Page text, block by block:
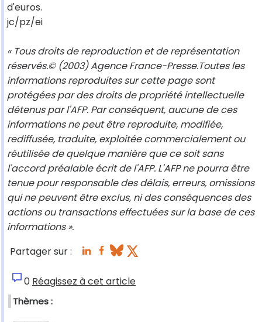
d'euros.
jc/pz/ei
« Tous droits de reproduction et de représentation
réservés.© (2003) Agence France-Presse.Toutes les
informations reproduites sur cette page sont
protégées par des droits de propriété intellectuelle
détenus par l'AFP. Par conséquent, aucune de ces
informations ne peut être reproduite, modifiée,
rediffusée, traduite, exploitée commercialement ou
réutilisée de quelque manière que ce soit sans
l'accord préalable écrit de l'AFP. L'AFP ne pourra être
tenue pour responsable des délais, erreurs, omissions
qui ne peuvent être exclus, ni des conséquences des
actions ou transactions effectuées sur la base de ces
informations ».
Partager sur :
0 Réagissez à cet article
Thèmes :